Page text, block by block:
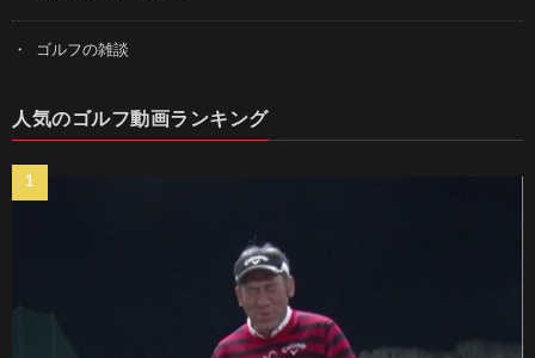
ゴルフの雑談
人気のゴルフ動画ランキング